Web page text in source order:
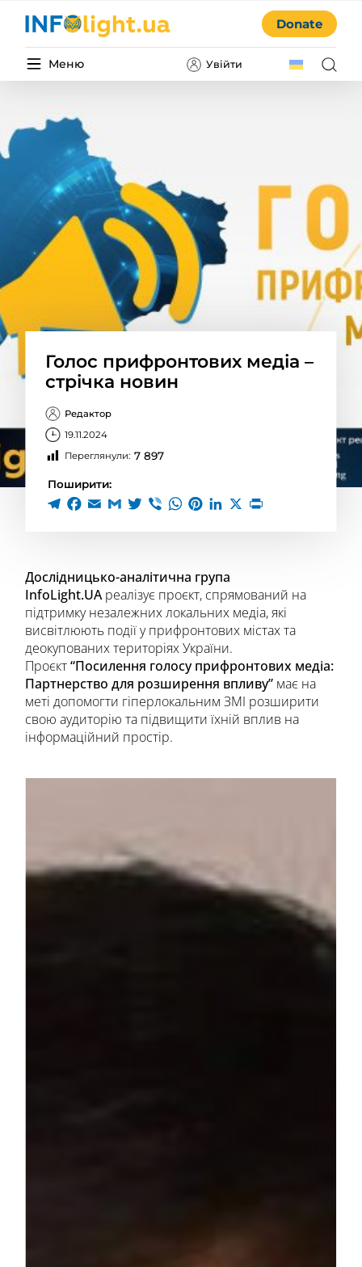
Меню Увійти
Donate
Голос прифронтових медіа –
стрічка новин
Редактор
19.11.2024
Переглянули: 7 897
Поширити:
Дослідницько-аналітична група
InfoLight.UAреалізує проєкт, спрямований на
підтримку незалежних локальних медіа, які
висвітлюють події у прифронтових містах та
деокупованих територіях України.
Проєкт“Посилення голосу прифронтових медіа:
Партнерство для розширення впливу” має на
меті допомогти гіперлокальним ЗМІ розширити
свою аудиторію та підвищити їхній вплив на
інформаційний простір.